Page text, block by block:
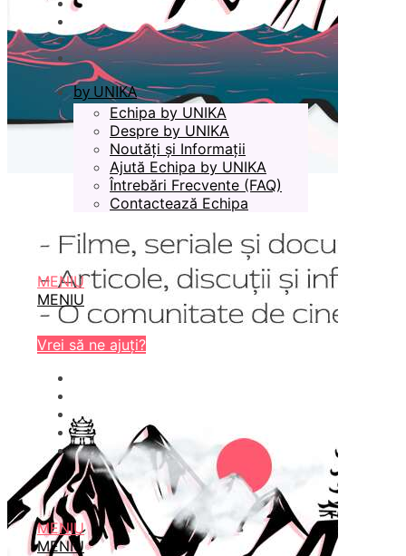
by UNIKA
Echipa by UNIKA
Despre by UNIKA
Noutăți și Informații
Ajută Echipa by UNIKA
Întrebări Frecvente (FAQ)
Contactează Echipa
MENIU
MENIU
Vrei să ne ajuți?
MENIU
MENIU